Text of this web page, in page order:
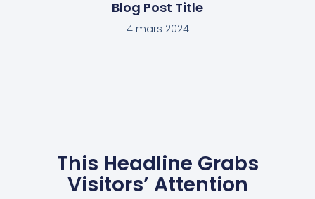
Blog Post Title
4 mars 2024
This Headline Grabs
Visitors’ Attention